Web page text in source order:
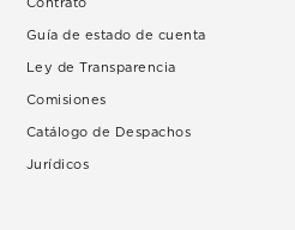
Contrato
Guía de estado de cuenta
Ley de Transparencia
Comisiones
Catálogo de Despachos
Jurídicos